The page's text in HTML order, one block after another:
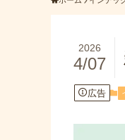
2026
4/07
広告